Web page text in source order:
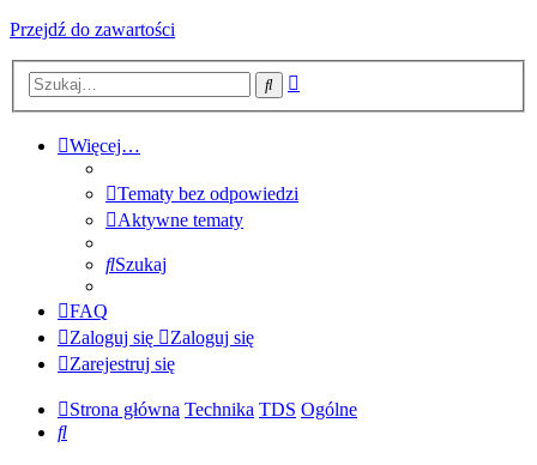
Przejdź do zawartości
Szukaj
Więcej…
Tematy bez odpowiedzi
Aktywne tematy
Szukaj
FAQ
Zaloguj się
Zaloguj się
Zarejestruj się
Strona główna Technika TDS Ogólne
Szukaj